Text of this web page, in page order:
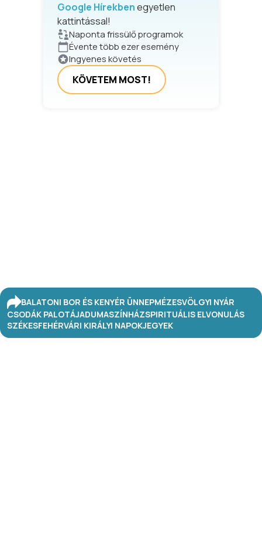
Google Hírekbenegyetlen
kattintással!
Naponta frissülő programok
Évente több ezer esemény
Ingyenes követés
KÖVETEM MOST!
BALATONI BOR ÉS KENYÉR ÜNNEPMÉZESVÖLGYI NYÁR
CSODÁK PALOTÁJADUMASZÍNHÁZSPIRITUÁLIS ELVONULÁS
SZÉKESFEHÉRVÁRI KIRÁLYI NAPOKJEGYEK